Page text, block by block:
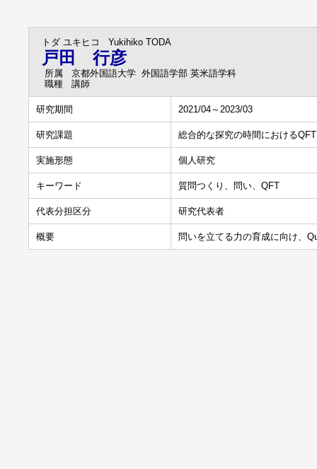
トダ ユキヒコ Yukihiko TODA
戸田 行彦
所属
京都外国語大学 外国語学部 英米語学科
職種
講師
研究期間 2021/04～2023/03
研究課題 総合的な探究の時間における
実施形態 個人研究
キーワード 質問つくり、問い、QFT
代表分担区分 研究代表者
概要 問いを立てる力の育成に向け、